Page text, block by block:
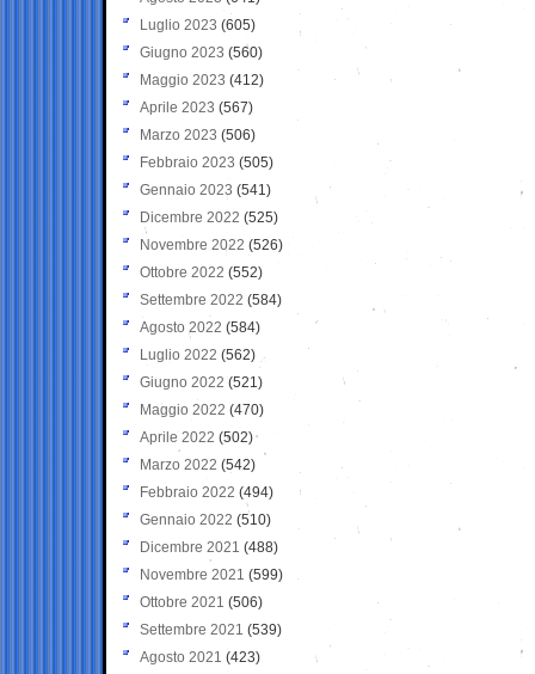
Luglio 2023 (605)
Giugno 2023 (560)
Maggio 2023 (412)
Aprile 2023 (567)
Marzo 2023 (506)
Febbraio 2023 (505)
Gennaio 2023 (541)
Dicembre 2022 (525)
Novembre 2022 (526)
Ottobre 2022 (552)
Settembre 2022 (584)
Agosto 2022 (584)
Luglio 2022 (562)
Giugno 2022 (521)
Maggio 2022 (470)
Aprile 2022 (502)
Marzo 2022 (542)
Febbraio 2022 (494)
Gennaio 2022 (510)
Dicembre 2021 (488)
Novembre 2021 (599)
Ottobre 2021 (506)
Settembre 2021 (539)
Agosto 2021 (423)